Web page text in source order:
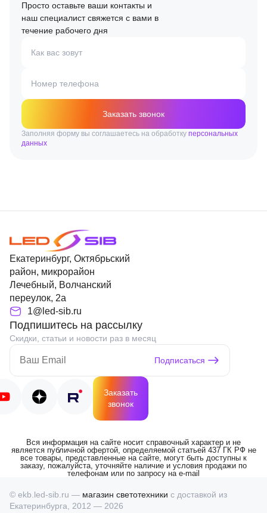
Просто оставьте ваши контакты и
наш специалист свяжется с вами в
течение рабочего дня
Как вас зовут
Номер телефона
Заказать звонок
Заполняя форму вы соглашаетесь на обработку персональных
данных
Екатеринбург, Октябрьский
район, микрорайон
Лечебный, Волчанский
переулок, 2а
1@led-sib.ru
Подпишитесь на рассылку
Скидки, статьи и новости раз в месяц
Подписаться
Заказать
звонок
Вся информация на сайте носит справочный характер и не
является публичной офертой, определяемой статьей 437 ГК РФ не
все товары, представленные на сайте, могут быть доступны к
заказу, пожалуйста, уточняйте наличие и условия продажи по
телефонам или по запросу на e-mail
© ekb.led-sib.ru — магазин светотехники с доставкой из
Екатеринбурга, 2012 — 2026